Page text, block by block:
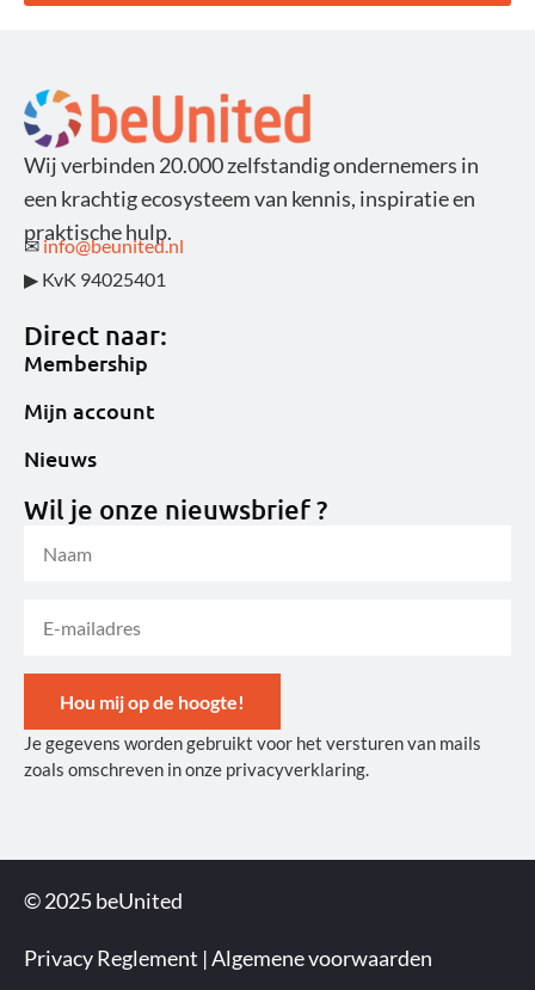
Wij verbinden 20.000 zelfstandig ondernemers in
een krachtig ecosysteem van kennis, inspiratie en
praktische hulp.
✉ info@beunited.nl
▶ KvK 94025401
Direct naar:
Membership
Mijn account
Nieuws
Wil je onze nieuwsbrief ?
Hou mij op de hoogte!
Alternative:
Je gegevens worden gebruikt voor het versturen van mails
zoals omschreven in onze privacyverklaring.
© 2025 beUnited
Privacy Reglement |Algemene voorwaarden